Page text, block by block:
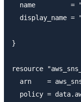
name         =
display_name =
}
resource
arn    =
policy =